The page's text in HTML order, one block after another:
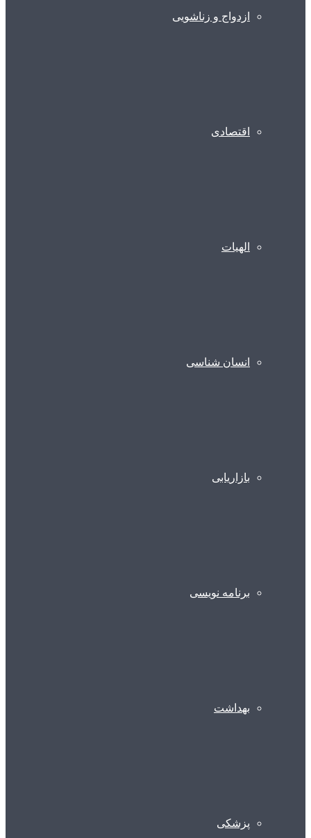
ازدواج و زناشویی
اقتصادی
الهیات
انسان شناسی
بازاریابی
برنامه نویسی
بهداشت
پزشکی